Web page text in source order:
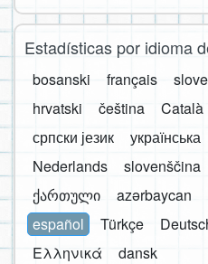
Estadísticas por idioma
bosanski français
hrvatski
čeština Català
српски језик
українська
Nederlands
slovenščina
ქართული
azərbaycan
español
Türkçe
Ελληνικά
dansk